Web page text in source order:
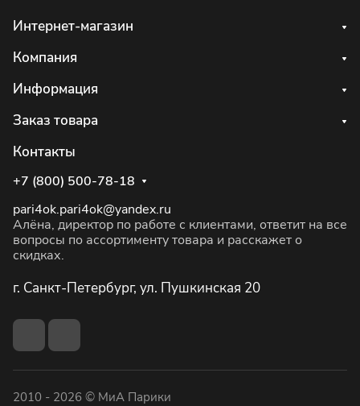
Интернет-магазин
Компания
Информация
Заказ товара
Контакты
+7 (800) 500-78-18
pari4ok.pari4ok@yandex.ru
Алёна, директор по работе с клиентами, ответит на все
вопросы по ассортименту товара и расскажет о
скидках.
г. Санкт-Петербург, ул. Пушкинская 20
2010 - 2026 © МиА Парики